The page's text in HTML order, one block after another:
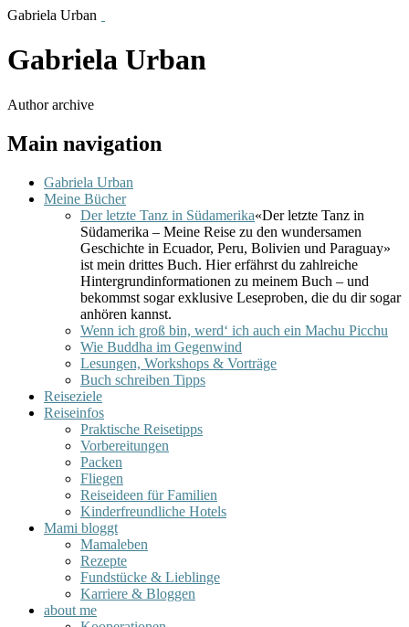
Gabriela Urban
Gabriela Urban
Author archive
Main navigation
Gabriela Urban
Meine Bücher
Der letzte Tanz in Südamerika«Der letzte Tanz in
Südamerika – Meine Reise zu den wundersamen
Geschichte in Ecuador, Peru, Bolivien und Paraguay»
ist mein drittes Buch. Hier erfährst du zahlreiche
Hintergrundinformationen zu meinem Buch – und
bekommst sogar exklusive Leseproben, die du dir sogar
anhören kannst.
Wenn ich groß bin, werd‘ ich auch ein Machu Picchu
Wie Buddha im Gegenwind
Lesungen, Workshops & Vorträge
Buch schreiben Tipps
Reiseziele
Reiseinfos
Praktische Reisetipps
Vorbereitungen
Packen
Fliegen
Reiseideen für Familien
Kinderfreundliche Hotels
Mami bloggt
Mamaleben
Rezepte
Fundstücke & Lieblinge
Karriere & Bloggen
about me